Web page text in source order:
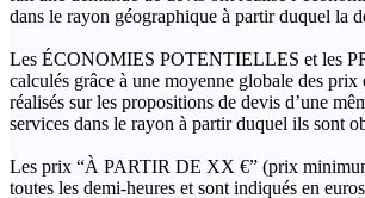
dans le rayon géographique à partir duquel la
Les ÉCONOMIES POTENTIELLES et les
calculés grâce à une moyenne globale des prix
réalisés sur les propositions de devis d’une
services dans le rayon à partir duquel ils sont
Les prix “À PARTIR DE XX €” (prix
toutes les demi-heures et sont indiqués en